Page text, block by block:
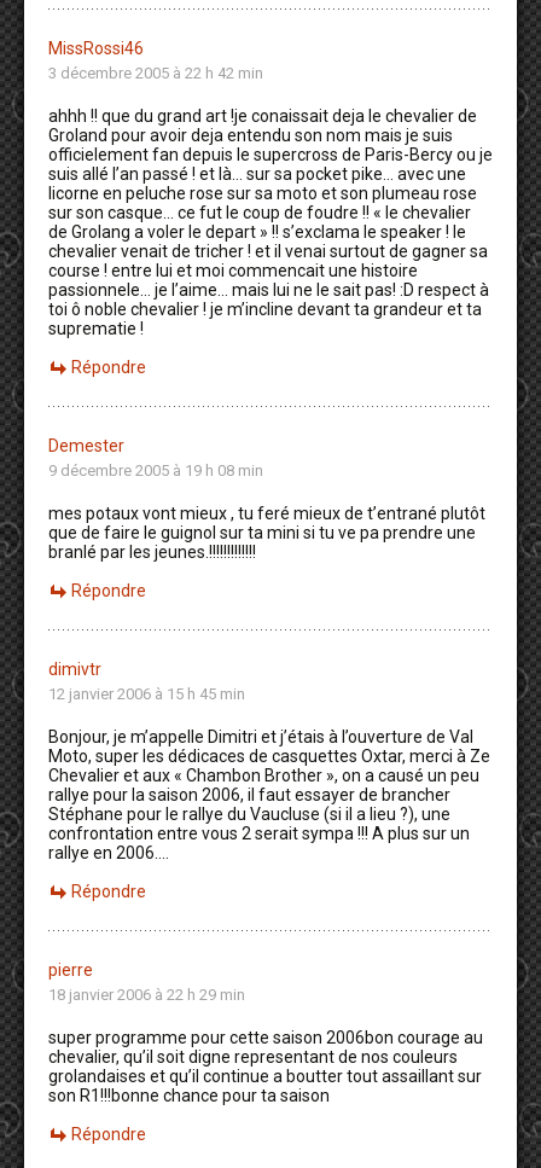
MissRossi46
3 décembre 2005 à 22 h 42 min
ahhh !! que du grand art !je conaissait deja le chevalier de
Groland pour avoir deja entendu son nom mais je suis
officielement fan depuis le supercross de Paris-Bercy ou je
suis allé l’an passé ! et là… sur sa pocket pike… avec une
licorne en peluche rose sur sa moto et son plumeau rose
sur son casque… ce fut le coup de foudre !! « le chevalier
de Grolang a voler le depart » !! s’exclama le speaker ! le
chevalier venait de tricher ! et il venai surtout de gagner sa
course ! entre lui et moi commencait une histoire
passionnele… je l’aime… mais lui ne le sait pas! :D respect à
toi ô noble chevalier ! je m’incline devant ta grandeur et ta
suprematie !
Répondre
Demester
9 décembre 2005 à 19 h 08 min
mes potaux vont mieux , tu feré mieux de t’entrané plutôt
que de faire le guignol sur ta mini si tu ve pa prendre une
branlé par les jeunes.!!!!!!!!!!!!!
Répondre
dimivtr
12 janvier 2006 à 15 h 45 min
Bonjour, je m’appelle Dimitri et j’étais à l’ouverture de Val
Moto, super les dédicaces de casquettes Oxtar, merci à Ze
Chevalier et aux « Chambon Brother », on a causé un peu
rallye pour la saison 2006, il faut essayer de brancher
Stéphane pour le rallye du Vaucluse (si il a lieu ?), une
confrontation entre vous 2 serait sympa !!! A plus sur un
rallye en 2006….
Répondre
pierre
18 janvier 2006 à 22 h 29 min
super programme pour cette saison 2006bon courage au
chevalier, qu’il soit digne representant de nos couleurs
grolandaises et qu’il continue a boutter tout assaillant sur
son R1!!!bonne chance pour ta saison
Répondre